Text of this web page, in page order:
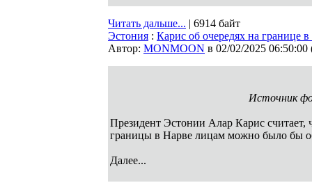
Читать дальше... | 6914 байт
Эстония : Карис об очередях на границе
Автор: MONMOON в 02/02/2025 06:50:00
Источник
Президент Эстонии Алар Карис считает,
границы в Нарве лицам можно было бы
Далее...